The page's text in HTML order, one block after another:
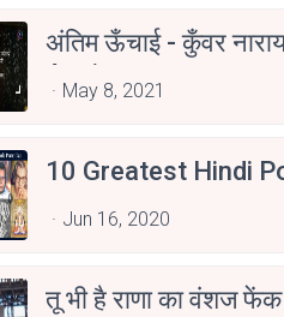
अंतिम ऊँचाई - कुँवर
Aspirants
May 8, 2021
10 Greatest Hindi
Jun 16, 2020
तू भी है राणा का वंशज फेंक